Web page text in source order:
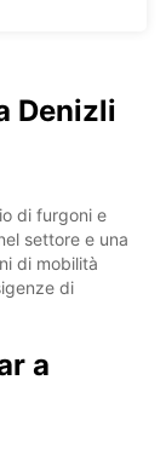
Denizli
di furgoni e
settore e una
di mobilità
di
a